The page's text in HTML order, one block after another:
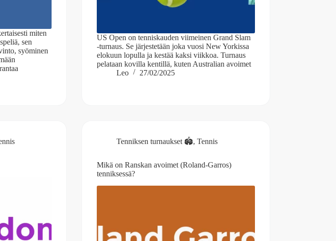
miten
sen
syöminen
US Open on tenniskauden viimeinen Grand Slam
-turnaus. Se järjestetään joka vuosi New Yorkissa
elokuun lopulla ja kestää kaksi viikkoa. Turnaus
pelataan kovilla kentillä, kuten Australian avoimet
Leo
27/02/2025
Tenniksen turnaukset 🏟️,Tennis
Mikä on Ranskan avoimet (Roland-Garros)
tenniksessä?